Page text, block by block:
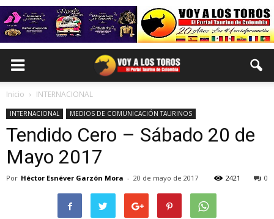
Inicio INTERNACIONAL
INTERNACIONAL MEDIOS DE COMUNICACIÓN TAURINOS
Tendido Cero – Sábado 20 de
Mayo 2017
Por Héctor Esnéver Garzón Mora - 20 de mayo de 2017 0
2421